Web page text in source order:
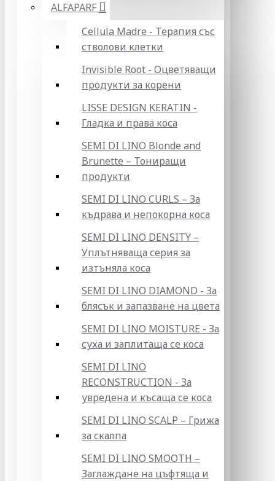
ALFAPARF
Cellula Madre - Терапия със
стволови клетки
Invisible Root - Оцветяващи
продукти за корени
LISSE DESIGN KERATIN -
Гладка и права коса
SEMI DI LINO Blonde and
Brunette – Тониращи
продукти
SEMI DI LINO CURLS – За
къдрава и непокорна коса
SEMI DI LINO DENSITY –
Уплътняваща серия за
изтъняла коса
SEMI DI LINO DIAMOND - За
блясък и запазване на цвета
SEMI DI LINO MOISTURE - За
суха и заплитаща се коса
SEMI DI LINO
RECONSTRUCTION - За
увредена и късаща се коса
SEMI DI LINO SCALP – Грижа
за скалпа
SEMI DI LINO SMOOTH –
Заглаждане на цъфтяща и